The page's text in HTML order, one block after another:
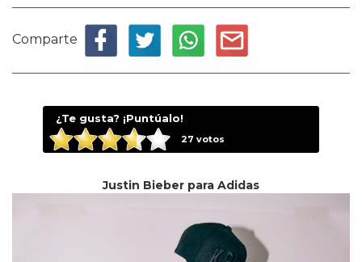
Comparte
¿Te gusta? ¡Puntúalo!
27 votos
Justin Bieber para Adidas